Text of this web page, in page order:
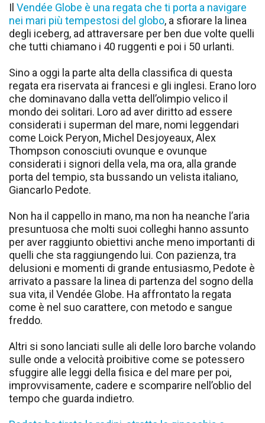
Il Vendée Globe è una regata che ti porta a navigare
nei mari più tempestosi del globo, a sfiorare la linea
degli iceberg, ad attraversare per ben due volte quelli
che tutti chiamano i 40 ruggenti e poi i 50 urlanti.
Sino a oggi la parte alta della classifica di questa
regata era riservata ai francesi e gli inglesi. Erano loro
che dominavano dalla vetta dell’olimpio velico il
mondo dei solitari. Loro ad aver diritto ad essere
considerati i superman del mare, nomi leggendari
come Loick Peryon, Michel Desjoyeaux, Alex
Thompson conosciuti ovunque e ovunque
considerati i signori della vela, ma ora, alla grande
porta del tempio, sta bussando un velista italiano,
Giancarlo Pedote.
Non ha il cappello in mano, ma non ha neanche l’aria
presuntuosa che molti suoi colleghi hanno assunto
per aver raggiunto obiettivi anche meno importanti di
quelli che sta raggiungendo lui. Con pazienza, tra
delusioni e momenti di grande entusiasmo, Pedote è
arrivato a passare la linea di partenza del sogno della
sua vita, il Vendée Globe. Ha affrontato la regata
come è nel suo carattere, con metodo e sangue
freddo.
Altri si sono lanciati sulle ali delle loro barche volando
sulle onde a velocità proibitive come se potessero
sfuggire alle leggi della fisica e del mare per poi,
improvvisamente, cadere e scomparire nell’oblio del
tempo che guarda indietro.